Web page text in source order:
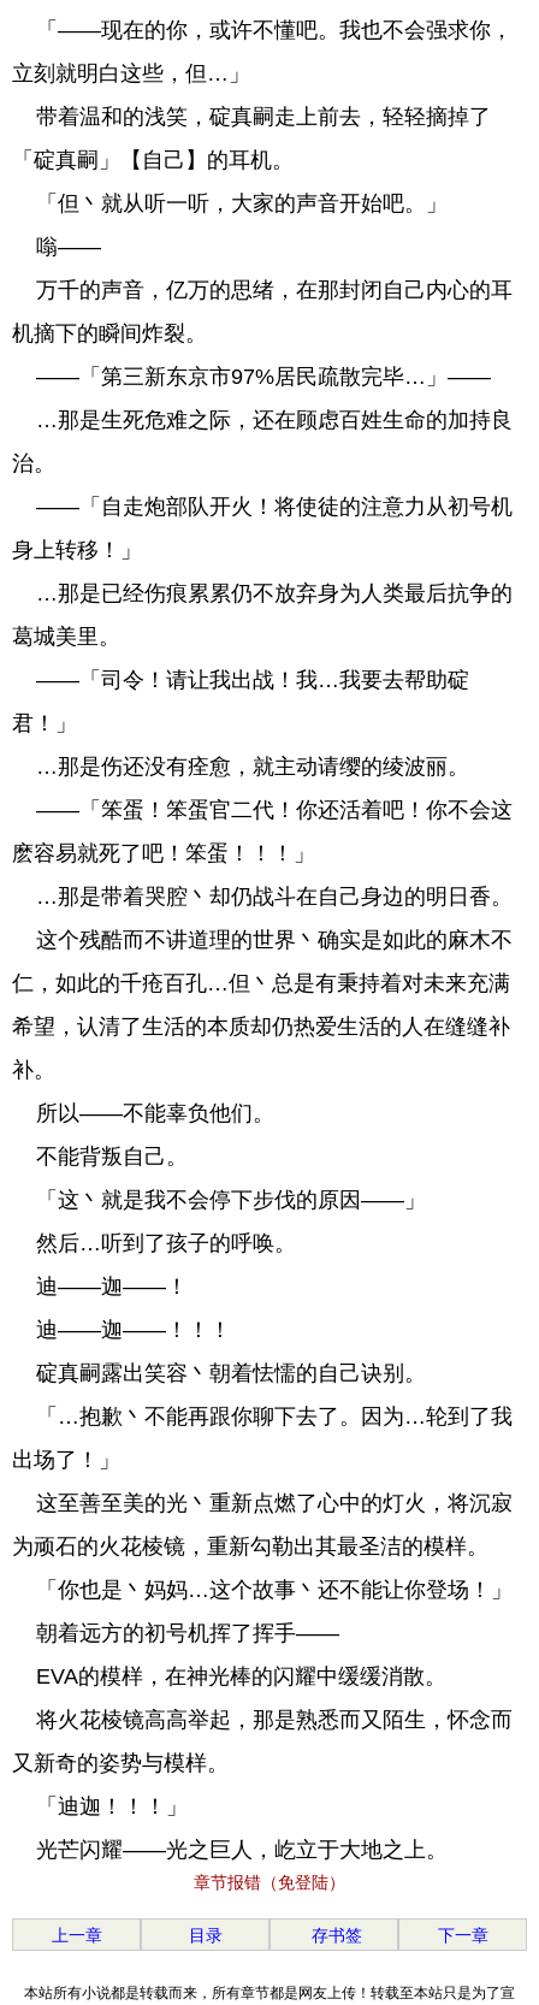
「——现在的你，或许不懂吧。我也不会强求你，
立刻就明白这些，但…」
带着温和的浅笑，碇真嗣走上前去，轻轻摘掉了
「碇真嗣」【自己】的耳机。
「但丶就从听一听，大家的声音开始吧。」
嗡——
万千的声音，亿万的思绪，在那封闭自己内心的耳
机摘下的瞬间炸裂。
——「第三新东京市97%居民疏散完毕…」——
…那是生死危难之际，还在顾虑百姓生命的加持良
治。
——「自走炮部队开火！将使徒的注意力从初号机
身上转移！」
…那是已经伤痕累累仍不放弃身为人类最后抗争的
葛城美里。
——「司令！请让我出战！我…我要去帮助碇
君！」
…那是伤还没有痊愈，就主动请缨的绫波丽。
——「笨蛋！笨蛋官二代！你还活着吧！你不会这
麽容易就死了吧！笨蛋！！！」
…那是带着哭腔丶却仍战斗在自己身边的明日香。
这个残酷而不讲道理的世界丶确实是如此的麻木不
仁，如此的千疮百孔…但丶总是有秉持着对未来充满
希望，认清了生活的本质却仍热爱生活的人在缝缝补
补。
所以——不能辜负他们。
不能背叛自己。
「这丶就是我不会停下步伐的原因——」
然后…听到了孩子的呼唤。
迪——迦——！
迪——迦——！！！
碇真嗣露出笑容丶朝着怯懦的自己诀别。
「…抱歉丶不能再跟你聊下去了。因为…轮到了我
出场了！」
这至善至美的光丶重新点燃了心中的灯火，将沉寂
为顽石的火花棱镜，重新勾勒出其最圣洁的模样。
「你也是丶妈妈…这个故事丶还不能让你登场！」
朝着远方的初号机挥了挥手——
EVA的模样，在神光棒的闪耀中缓缓消散。
将火花棱镜高高举起，那是熟悉而又陌生，怀念而
又新奇的姿势与模样。
「迪迦！！！」
光芒闪耀——光之巨人，屹立于大地之上。
章节报错（免登陆）
上一章 目录 存书签 下一章
本站所有小说都是转载而来，所有章节都是网友上传！转载至本站只是为了宣